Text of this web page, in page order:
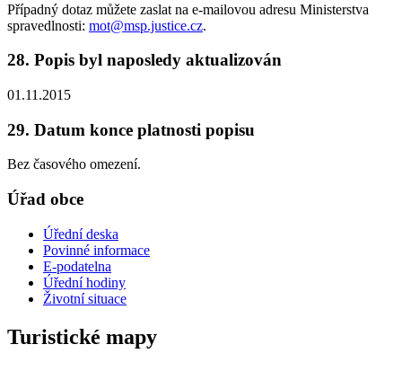
Případný dotaz můžete zaslat na e-mailovou adresu Ministerstva
spravedlnosti: mot@msp.justice.cz.
28. Popis byl naposledy aktualizován
01.11.2015
29. Datum konce platnosti popisu
Bez časového omezení.
Úřad obce
Úřední deska
Povinné informace
E-podatelna
Úřední hodiny
Životní situace
Turistické mapy